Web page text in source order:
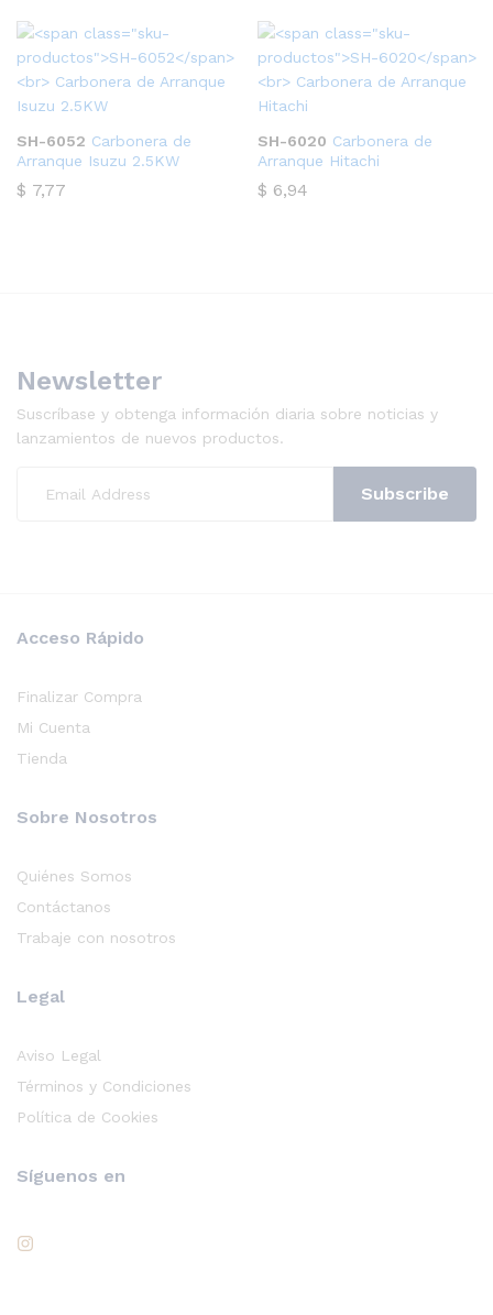
SH-6052 Carbonera de
Arranque Isuzu 2.5KW
$ 7,77
SH-6020 Carbonera de
Arranque Hitachi
$ 6,94
Newsletter
Suscríbase y obtenga información diaria sobre noticias y
lanzamientos de nuevos productos.
Acceso Rápido
Finalizar Compra
Mi Cuenta
Tienda
Sobre Nosotros
Quiénes Somos
Contáctanos
Trabaje con nosotros
Legal
Aviso Legal
Términos y Condiciones
Política de Cookies
Síguenos en